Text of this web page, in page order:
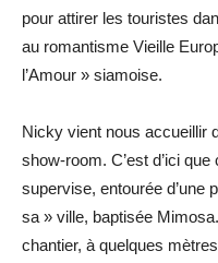
pour attirer les touristes
au romantisme Vieille
l’Amour » siamoise.
Nicky vient nous accueillir
show-room. C’est d’ici
supervise, entourée d’une
sa » ville, baptisée
chantier, à quelques